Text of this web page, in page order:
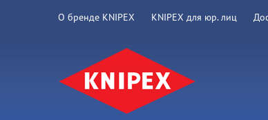
О бренде KNIPEX KNIPEX для юр. лиц